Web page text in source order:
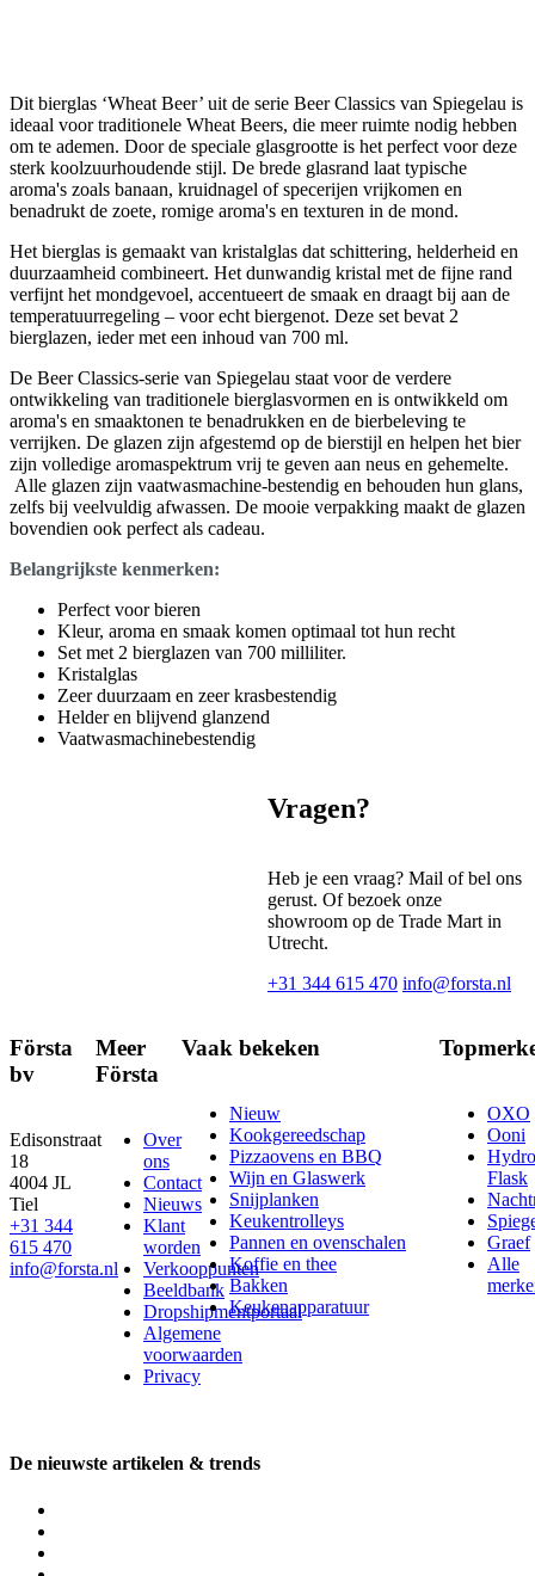
Dit bierglas ‘Wheat Beer’ uit de serie Beer Classics van Spiegelau is
ideaal voor traditionele Wheat Beers, die meer ruimte nodig hebben
om te ademen. Door de speciale glasgrootte is het perfect voor deze
sterk koolzuurhoudende stijl. De brede glasrand laat typische
aroma's zoals banaan, kruidnagel of specerijen vrijkomen en
benadrukt de zoete, romige aroma's en texturen in de mond.
Het bierglas is gemaakt van kristalglas dat schittering, helderheid en
duurzaamheid combineert. Het dunwandig kristal met de fijne rand
verfijnt het mondgevoel, accentueert de smaak en draagt bij aan de
temperatuurregeling – voor echt biergenot. Deze set bevat 2
bierglazen, ieder met een inhoud van 700 ml.
De Beer Classics-serie van Spiegelau staat voor de verdere
ontwikkeling van traditionele bierglasvormen en is ontwikkeld om
aroma's en smaaktonen te benadrukken en de bierbeleving te
verrijken. De glazen zijn afgestemd op de bierstijl en helpen het bier
zijn volledige aromaspektrum vrij te geven aan neus en gehemelte.
Alle glazen zijn vaatwasmachine-bestendig en behouden hun glans,
zelfs bij veelvuldig afwassen. De mooie verpakking maakt de glazen
bovendien ook perfect als cadeau.
Belangrijkste kenmerken:
Perfect voor bieren
Kleur, aroma en smaak komen optimaal tot hun recht
Set met 2 bierglazen van 700 milliliter.
Kristalglas
Zeer duurzaam en zeer krasbestendig
Helder en blijvend glanzend
Vaatwasmachinebestendig
Vragen?
Heb je een vraag? Mail of bel ons
gerust. Of bezoek onze
showroom op de Trade Mart in
Utrecht.
+31 344 615 470 info@forsta.nl
Första
bv
Edisonstraat
18
4004 JL
Tiel
+31 344
615 470
info@forsta.nl
Meer
Första
Over
ons
Contact
Nieuws
Klant
worden
Verkooppunten
Beeldbank
Dropshipmentportaal
Algemene
voorwaarden
Privacy
Vaak bekeken
Nieuw
Kookgereedschap
Pizzaovens en BBQ
Wijn en Glaswerk
Snijplanken
Keukentrolleys
Pannen en ovenschalen
Koffie en thee
Bakken
Keukenapparatuur
OXO
Ooni
Hydro
Flask
Graef
Alle
De nieuwste artikelen & trends